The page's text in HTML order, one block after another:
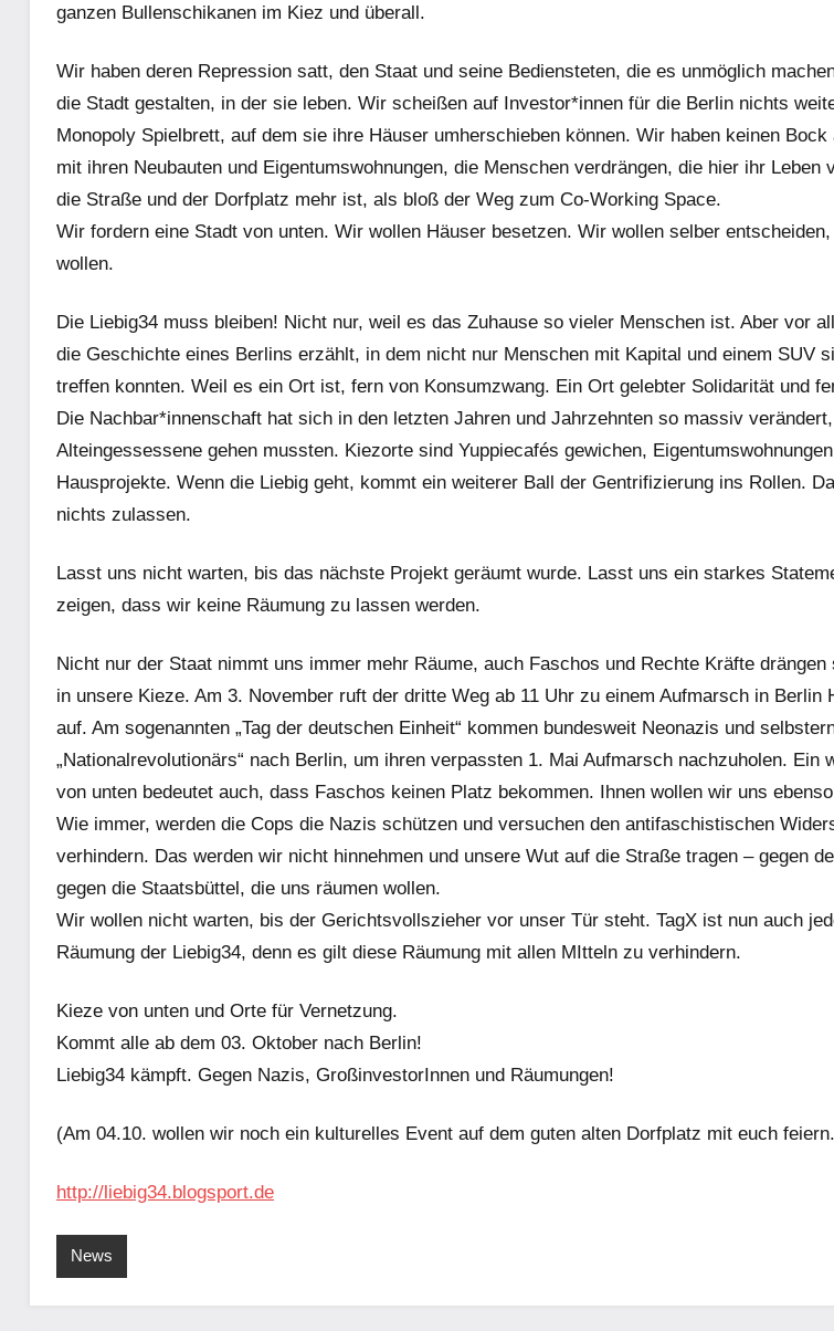
ganzen Bullenschikanen im Kiez und überall.
Wir haben deren Repression satt, den Staat und seine Bediensteten, die es unmöglich
die Stadt gestalten, in der sie leben. Wir scheißen auf Investor*innen für die Berlin nichts
Monopoly Spielbrett, auf dem sie ihre Häuser umherschieben können. Wir haben keinen Bock
mit ihren Neubauten und Eigentumswohnungen, die Menschen verdrängen, die hier ihr Leben
die Straße und der Dorfplatz mehr ist, als bloß der Weg zum Co-Working Space.
Wir fordern eine Stadt von unten. Wir wollen Häuser besetzen. Wir wollen selber
wollen.
Die Liebig34 muss bleiben! Nicht nur, weil es das Zuhause so vieler Menschen ist. Aber vor
die Geschichte eines Berlins erzählt, in dem nicht nur Menschen mit Kapital und einem SUV
treffen konnten. Weil es ein Ort ist, fern von Konsumzwang. Ein Ort gelebter Solidarität und
Die Nachbar*innenschaft hat sich in den letzten Jahren und Jahrzehnten so massiv
Alteingessessene gehen mussten. Kiezorte sind Yuppiecafés gewichen,
Hausprojekte. Wenn die Liebig geht, kommt ein weiterer Ball der Gentrifizierung ins Rollen.
nichts zulassen.
Lasst uns nicht warten, bis das nächste Projekt geräumt wurde. Lasst uns ein starkes
zeigen, dass wir keine Räumung zu lassen werden.
Nicht nur der Staat nimmt uns immer mehr Räume, auch Faschos und Rechte Kräfte
in unsere Kieze. Am 3. November ruft der dritte Weg ab 11 Uhr zu einem Aufmarsch in Berlin
auf. Am sogenannten „Tag der deutschen Einheit“ kommen bundesweit Neonazis und
„Nationalrevolutionärs“ nach Berlin, um ihren verpassten 1. Mai Aufmarsch nachzuholen. Ein
von unten bedeutet auch, dass Faschos keinen Platz bekommen. Ihnen wollen wir uns
Wie immer, werden die Cops die Nazis schützen und versuchen den antifaschistischen
verhindern. Das werden wir nicht hinnehmen und unsere Wut auf die Straße tragen – gegen
gegen die Staatsbüttel, die uns räumen wollen.
Wir wollen nicht warten, bis der Gerichtsvollszieher vor unser Tür steht. TagX ist nun auch
Räumung der Liebig34, denn es gilt diese Räumung mit allen MItteln zu verhindern.
Kieze von unten und Orte für Vernetzung.
Kommt alle ab dem 03. Oktober nach Berlin!
Liebig34 kämpft. Gegen Nazis, GroßinvestorInnen und Räumungen!
(Am 04.10. wollen wir noch ein kulturelles Event auf dem guten alten Dorfplatz mit euch
http://liebig34.blogsport.de
News